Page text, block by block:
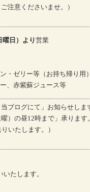
注意くださいませ。）
曜日）より営業
ゼリー等（お持ち帰り用）
、赤紫蘇ジュース等
ブログにて」お知らせしま
）の昼12時まで」承ります。
いたします。）
たします。